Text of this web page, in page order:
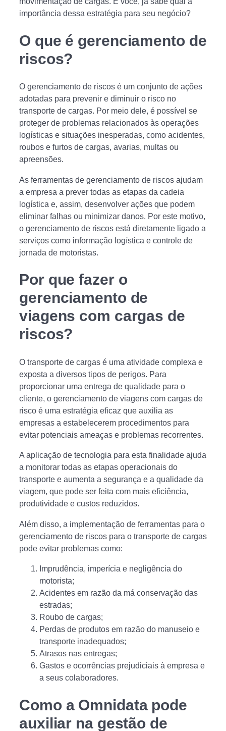
importância dessa estratégia para seu negócio?
O que é gerenciamento de
riscos?
O gerenciamento de riscos é um conjunto de ações
adotadas para prevenir e diminuir o risco no
transporte de cargas. Por meio dele, é possível se
proteger de problemas relacionados às operações
logísticas e situações inesperadas, como acidentes,
roubos e furtos de cargas, avarias, multas ou
apreensões.
As ferramentas de gerenciamento de riscos ajudam
a empresa a prever todas as etapas da cadeia
logística e, assim, desenvolver ações que podem
eliminar falhas ou minimizar danos. Por este motivo,
o gerenciamento de riscos está diretamente ligado a
serviços como informação logística e controle de
jornada de motoristas.
Por que fazer o
gerenciamento de
viagens com cargas de
riscos?
O transporte de cargas é uma atividade complexa e
exposta a diversos tipos de perigos. Para
proporcionar uma entrega de qualidade para o
cliente, o gerenciamento de viagens com cargas de
risco é uma estratégia eficaz que auxilia as
empresas a estabelecerem procedimentos para
evitar potenciais ameaças e problemas recorrentes.
A aplicação de tecnologia para esta finalidade ajuda
a monitorar todas as etapas operacionais do
transporte e aumenta a segurança e a qualidade da
viagem, que pode ser feita com mais eficiência,
produtividade e custos reduzidos.
Além disso, a implementação de ferramentas para o
gerenciamento de riscos para o transporte de cargas
pode evitar problemas como:
Imprudência, imperícia e negligência do
motorista;
Acidentes em razão da má conservação das
estradas;
Roubo de cargas;
Perdas de produtos em razão do manuseio e
transporte inadequados;
Atrasos nas entregas;
Gastos e ocorrências prejudiciais à empresa e
a seus colaboradores.
Como a Omnidata pode
auxiliar na gestão de